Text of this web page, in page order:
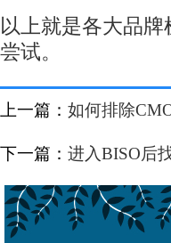
以上就是各大品
尝试。
上一篇： 如何排除
下一篇： 进入BISO后